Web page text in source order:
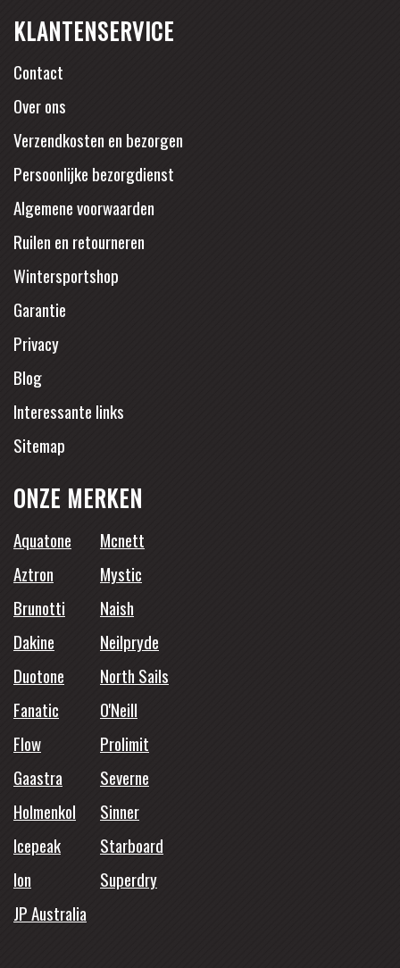
KLANTENSERVICE
Contact
Over ons
Verzendkosten en bezorgen
Persoonlijke bezorgdienst
Algemene voorwaarden
Ruilen en retourneren
Wintersportshop
Garantie
Privacy
Blog
Interessante links
Sitemap
ONZE MERKEN
Aquatone
Mcnett
Aztron
Mystic
Brunotti
Naish
Dakine
Neilpryde
Duotone
North Sails
Fanatic
O'Neill
Flow
Prolimit
Gaastra
Severne
Holmenkol
Sinner
Icepeak
Starboard
Ion
Superdry
JP Australia